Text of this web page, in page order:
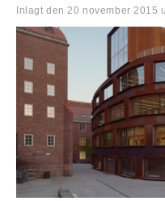
Inlagt den20 november 2015